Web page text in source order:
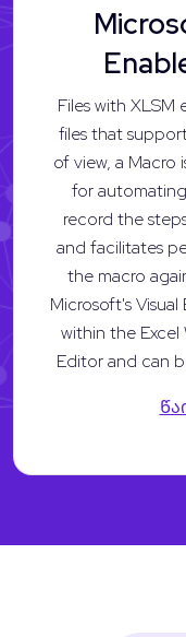
Files with XLSM
files that
of view, a Macro
for
record the
and facilitates
the macro
Microsoft's
within the Excel
Editor and can